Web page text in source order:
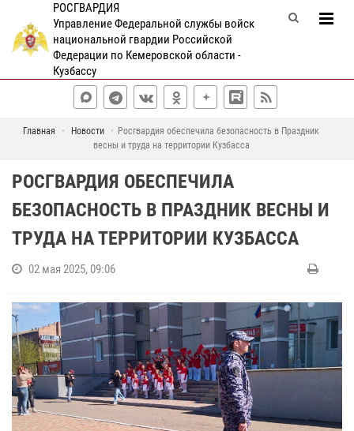
РОСГВАРДИЯ
Управление Федеральной службы войск
национальной гвардии Российской
Федерации по Кемеровской области -
Кузбассу
Главная Новости
Росгвардия обеспечила безопасность в Праздник
весны и труда на территории Кузбасса
РОСГВАРДИЯ ОБЕСПЕЧИЛА
БЕЗОПАСНОСТЬ В ПРАЗДНИК ВЕСНЫ И
ТРУДА НА ТЕРРИТОРИИ КУЗБАССА
02 мая 2025, 09:06